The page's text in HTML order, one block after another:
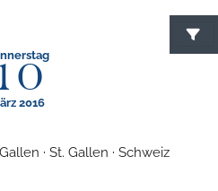
2016
· St. Gallen · Schweiz